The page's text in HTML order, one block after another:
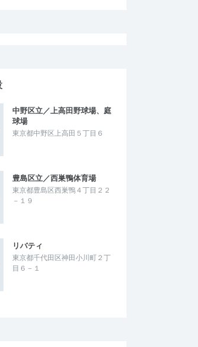
中野区立／上高田野球場、庭
球場
東京都中野区上高田５丁目６
豊島区立／西巣鴨体育場
東京都豊島区西巣鴨４丁目２２
－１９
リバティ
東京都千代田区神田小川町２丁
目６－１